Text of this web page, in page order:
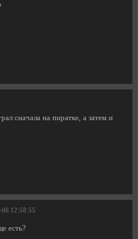
сначала на пиратке, а затем и
06 12:58:55
есть?